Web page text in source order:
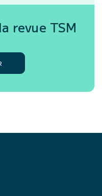
revue TSM